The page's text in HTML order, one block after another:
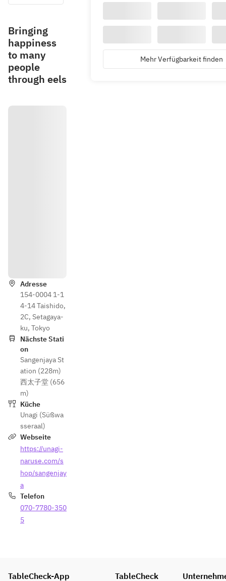
Bringing
happiness
to many
people
through eels
Adresse
154-0004 1-1
4-14 Taishido,
2C, Setagaya-
ku, Tokyo
Nächste Stati
on
Sangenjaya St
ation (228m)
西太子堂 (656
m)
Küche
Unagi (Süßwa
sseraal)
Webseite
https://unagi-
naruse.com/s
hop/sangenjay
a
Telefon
070-7780-350
5
Mehr Verfügbarkeit finden
TableCheck-App TableCheck